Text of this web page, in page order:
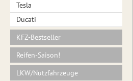
Tesla
Ducati
KFZ-Bestseller
Reifen-Saison!
LKW/Nutzfahrzeuge